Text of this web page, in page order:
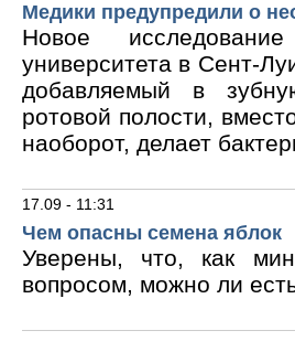
Медики предупредили о
Новое
университета в Сент-
добавляемый в
ротовой полости,
наоборот, делает
17.09 - 11:31
Чем опасны семена яблок
Уверены, что, как
вопросом, можно ли